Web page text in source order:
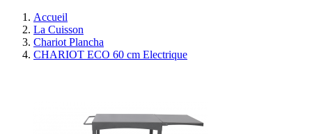
Accueil
La Cuisson
Chariot Plancha
CHARIOT ECO 60 cm Electrique